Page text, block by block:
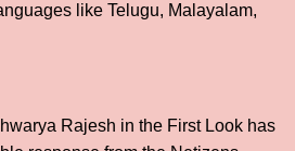
like Telugu, Malayalam,
Rajesh in the First Look has